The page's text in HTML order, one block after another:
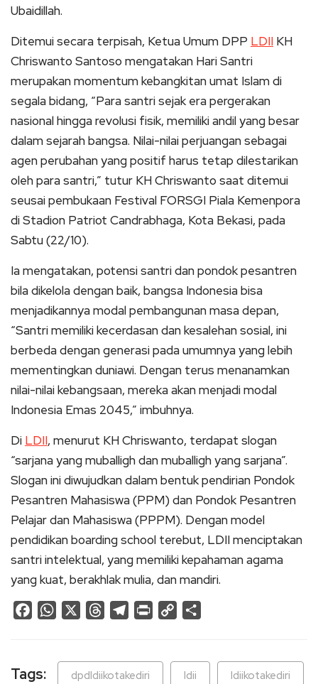
Ubaidillah.
Ditemui secara terpisah, Ketua Umum DPP LDII KH
Chriswanto Santoso mengatakan Hari Santri
merupakan momentum kebangkitan umat Islam di
segala bidang, “Para santri sejak era pergerakan
nasional hingga revolusi fisik, memiliki andil yang besar
dalam sejarah bangsa. Nilai-nilai perjuangan sebagai
agen perubahan yang positif harus tetap dilestarikan
oleh para santri,” tutur KH Chriswanto saat ditemui
seusai pembukaan Festival FORSGI Piala Kemenpora
di Stadion Patriot Candrabhaga, Kota Bekasi, pada
Sabtu (22/10).
Ia mengatakan, potensi santri dan pondok pesantren
bila dikelola dengan baik, bangsa Indonesia bisa
menjadikannya modal pembangunan masa depan,
“Santri memiliki kecerdasan dan kesalehan sosial, ini
berbeda dengan generasi pada umumnya yang lebih
mementingkan duniawi. Dengan terus menanamkan
nilai-nilai kebangsaan, mereka akan menjadi modal
Indonesia Emas 2045,” imbuhnya.
Di LDII, menurut KH Chriswanto, terdapat slogan
“sarjana yang muballigh dan muballigh yang sarjana”.
Slogan ini diwujudkan dalam bentuk pendirian Pondok
Pesantren Mahasiswa (PPM) dan Pondok Pesantren
Pelajar dan Mahasiswa (PPPM). Dengan model
pendidikan boarding school terebut, LDII menciptakan
santri intelektual, yang memiliki kepahaman agama
yang kuat, berakhlak mulia, dan mandiri.
FacebookWhatsApp ThreadsTelegram
Print
Copy
Tags: dpdldiikotakediri ldii ldiikotakediri